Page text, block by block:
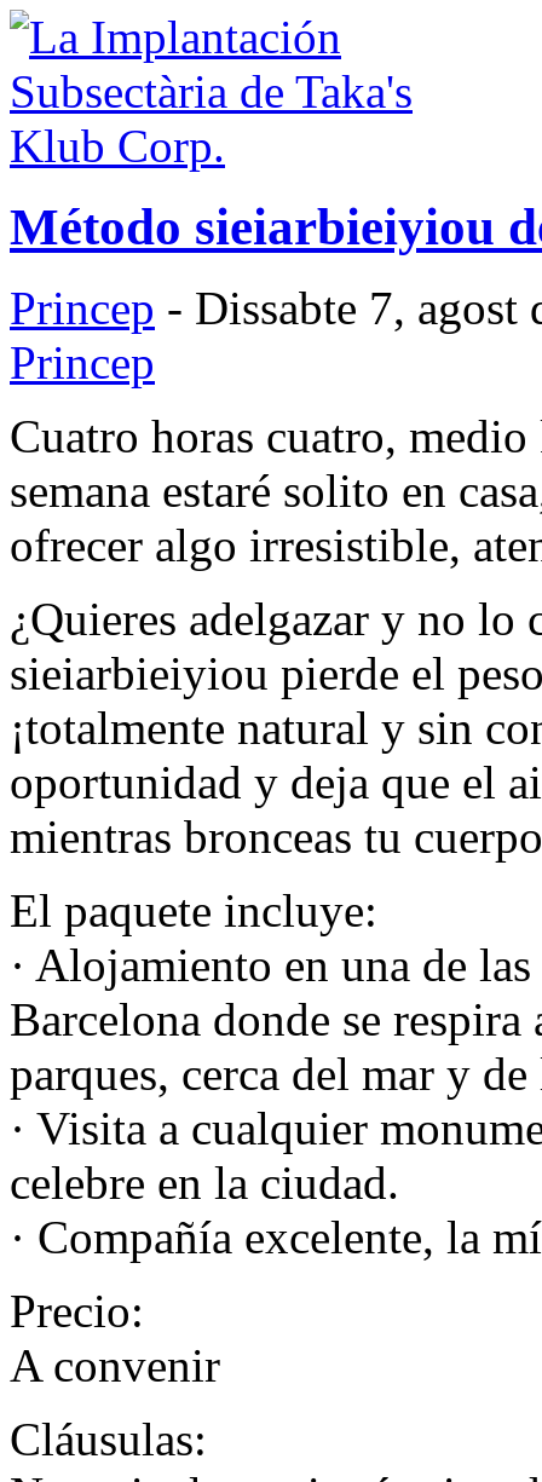
Método sieiarbieiyiou
Princep - Dissabte 7,
Princep
Cuatro horas cuatro,
semana estaré solito en
ofrecer algo irresistible,
¿Quieres adelgazar y no lo
sieiarbieiyiou pierde el
¡totalmente natural y sin
oportunidad y deja que el
mientras bronceas tu
El paquete incluye:
· Alojamiento en una de
Barcelona donde se
parques, cerca del mar y
· Visita a cualquier
celebre en la ciudad.
· Compañía excelente, la
Precio:
A convenir
Cláusulas: